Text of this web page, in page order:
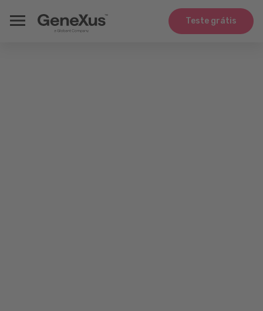
Teste grátis